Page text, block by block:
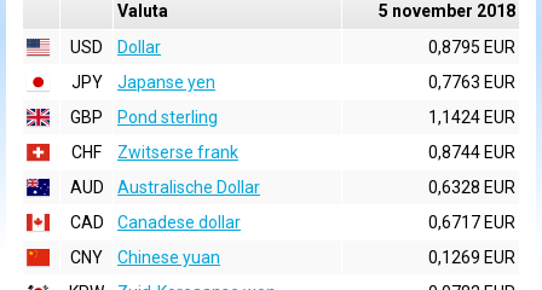
Valuta
5 november 2018
USD
Dollar
0,8795 EUR
JPY
Japanse yen
0,7763 EUR
GBP
Pond sterling
1,1424 EUR
CHF
Zwitserse frank
0,8744 EUR
AUD
Australische Dollar
0,6328 EUR
CAD
Canadese dollar
0,6717 EUR
CNY
Chinese yuan
0,1269 EUR